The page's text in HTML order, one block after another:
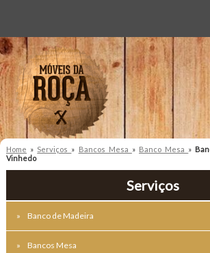
Home » Serviços » Bancos Mesa » Banco Mesa »
Vinhedo
Serviços
Banco de Madeira
Bancos Mesa